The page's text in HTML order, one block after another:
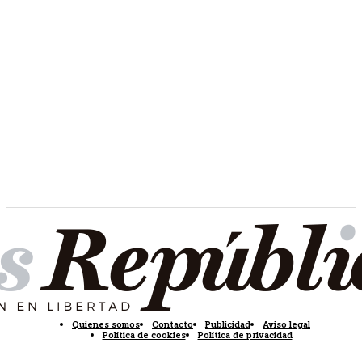
Quienes somos Contacto Publicidad
Aviso legal
Política de cookies
Política de privacidad